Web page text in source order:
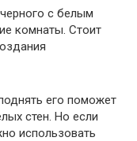
с белым
комнаты. Стоит
его поможет
стен. Но если
использовать